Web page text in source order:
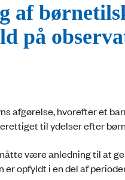
af
på
afgørelse, hvorefter et
til ydelser efter
være anledning til at
opfyldt i en del af